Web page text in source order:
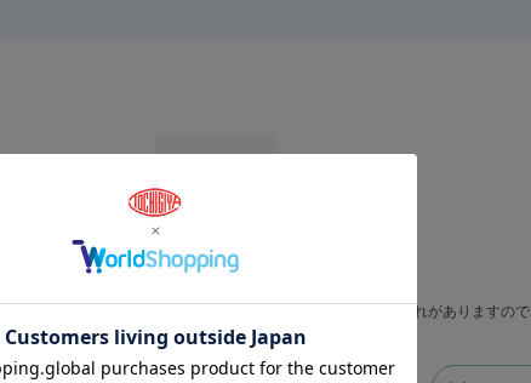
為、取付条件を満たさない場合、想定外の角度で外れるおそれがありますの
い。